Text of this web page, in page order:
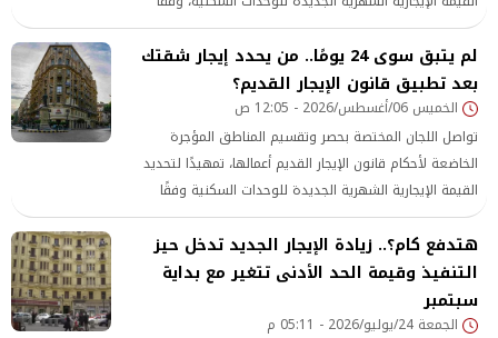
لطبيعة كل منطقة ومستوى الخدمات والمرافق المتوافرة بها.
لم يتبق سوى 24 يومًا.. من يحدد إيجار شقتك
بعد تطبيق قانون الإيجار القديم؟
الخميس 06/أغسطس/2026 - 12:05 ص
تواصل اللجان المختصة بحصر وتقسيم المناطق المؤجرة
الخاضعة لأحكام قانون الإيجار القديم أعمالها، تمهيدًا لتحديد
القيمة الإيجارية الشهرية الجديدة للوحدات السكنية وفقًا
لطبيعة كل منطقة، وذلك بعد أن لم يتبق سوى 24 يومًا على
انتهاء المهلة المحددة لإنجاز أعمالها، ما لم يصدر قرار من رئيس
مجلس الوزراء بمدها لمدة مماثلة.
هتدفع كام؟.. زيادة الإيجار الجديد تدخل حيز
التنفيذ وقيمة الحد الأدنى تتغير مع بداية
سبتمبر
الجمعة 24/يوليو/2026 - 05:11 م